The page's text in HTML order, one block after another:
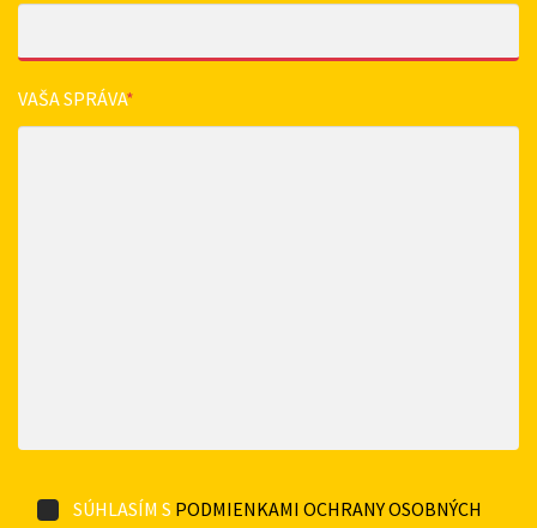
VAŠA SPRÁVA*
SÚHLASÍM S PODMIENKAMI OCHRANY OSOBNÝCH